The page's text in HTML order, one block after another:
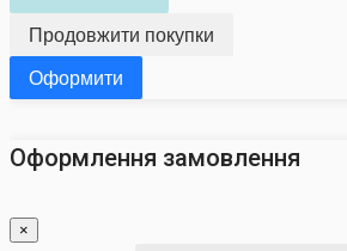
Продовжити покупки
Оформити
Оформлення замовлення
×